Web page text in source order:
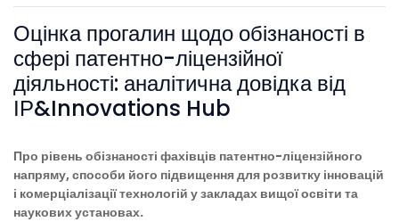
Оцінка прогалин щодо обізнаності в
сфері патентно-ліцензійної
діяльності: аналітична довідка від
ІР&Innovations Hub
Про рівень обізнаності фахівців патентно-ліцензійного
напряму, способи його підвищення для розвитку інновацій
і комерціалізації технологій у закладах вищої освіти та
наукових установах.